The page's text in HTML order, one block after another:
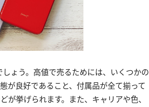
ょう。高値で売るためには、いくつかの
が良好であること、付属品が全て揃って
が挙げられます。また、キャリアや色、